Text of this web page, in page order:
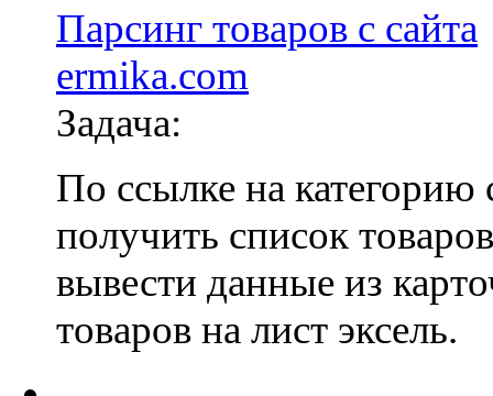
Парсинг товаров с сайта
ermika.com
Задача:
По ссылке на категорию
получить список
вывести данные из
товаров на лист эксель.